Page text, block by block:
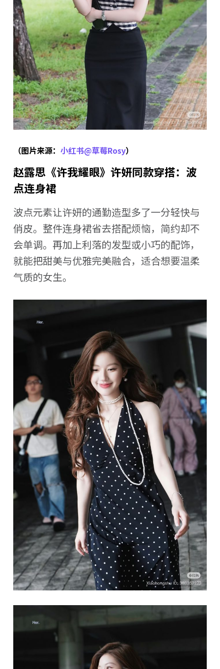
（图片来源： 小红书@草莓Rosy）
赵露思《许我耀眼》许妍同款穿搭：波
点连身裙
波点元素让许妍的通勤造型多了一分轻快与
俏皮。整件连身裙省去搭配烦恼，简约却不
会单调。再加上利落的发型或小巧的配饰，
就能把甜美与优雅完美融合，适合想要温柔
气质的女生。